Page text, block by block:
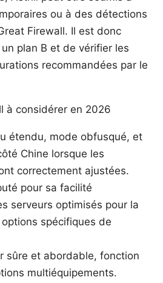
ou à des détections
Firewall. Il est donc
un plan B et de vérifier les
recommandées par le
à considérer en 2026
étendu, mode obfusqué, et
Chine lorsque les
correctement ajustées.
pour sa facilité
serveurs optimisés pour la
spécifiques de
sûre et abordable, fonction
multiéquipements.